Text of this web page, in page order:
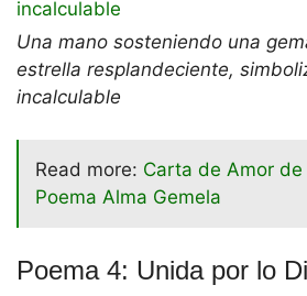
Una mano sosteniendo una
estrella resplandeciente,
incalculable
Read more: Carta de Amor
Poema Alma Gemela
Poema 4: Unida por lo